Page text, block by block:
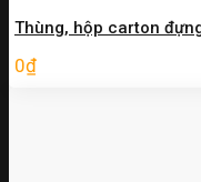
Thùng, hộp carton
0₫